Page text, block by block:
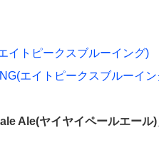
イトピークスブルーイング)
エイトピークスブルーイン
Ale(ヤイヤイペールエール)